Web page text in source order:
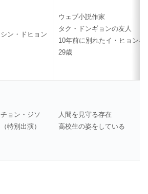
シン・ドヒョン
ウェブ小説作家
タク・ドンギョンの友人
10年前に別れたイ・ヒョン
29歳
チョン・ジソ
（特別出演）
人間を見守る存在
高校生の姿をしている